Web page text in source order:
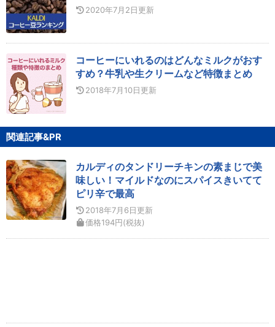
2020年7月2日更新
コーヒーにいれるのはどんなミルクがおす
すめ？牛乳や生クリームなど特徴まとめ
2018年7月10日更新
関連記事&PR
カルディのタンドリーチキンの素まじで美
味しい！マイルドなのにスパイスきいてて
ピリ辛で最高
2018年7月6日更新
価格194円(税抜)